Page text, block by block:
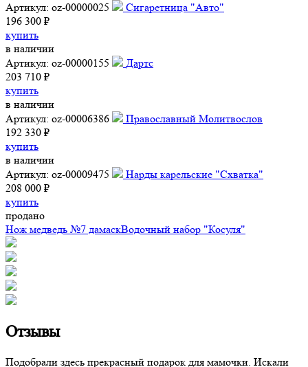
Артикул: oz-00000025
Сигаретница "Авто"
196 300 ₽
купить
в наличии
Артикул: oz-00000155
Дартс
203 710 ₽
купить
в наличии
Артикул: oz-00006386
Православный Молитвослов
192 330 ₽
купить
в наличии
Артикул: oz-00009475
Нарды карельские "Схватка"
208 000 ₽
купить
продано
Нож медведь №7 дамаскВодочный набор "Косуля"
Отзывы
Подобрали здесь прекрасный подарок для мамочки. Искали